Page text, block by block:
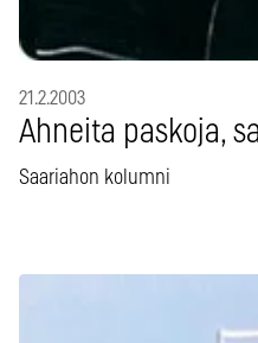
21.2.2003
Ahneita paskoja,
Saariahon kolumni